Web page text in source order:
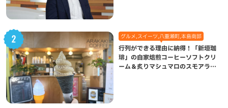
グルメ,スイーツ,八重瀬町,本島南部
行列ができる理由に納得！「新垣珈
琲」の自家焙煎コーヒーソフトクリ
ーム＆炙りマシュマロのスモアラテ